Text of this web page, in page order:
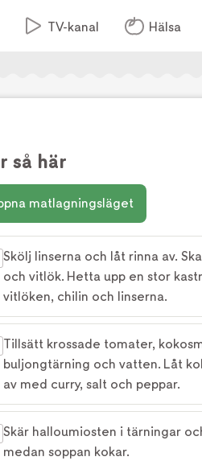
TV-kanal Hälsa
så här
matlagningsläget
Skölj linserna och låt rinna av.
och vitlök. Hetta upp en stor
vitlöken, chilin och linserna.
Tillsätt krossade tomater,
buljongtärning och vatten. Låt
av med curry, salt och peppar.
Skär halloumiosten i tärningar
medan soppan kokar.